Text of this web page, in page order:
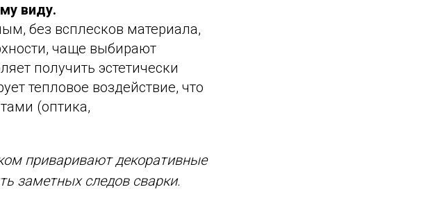
виду.
без всплесков материала,
чаще выбирают
получить эстетически
тепловое воздействие, что
(оптика,
приваривают декоративные
заметных следов сварки.